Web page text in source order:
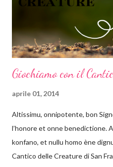
tutti, ho finito il momento di
Giochiamo con il
aprile 01, 2014
Altissimu, onnipotente, bon
l’honore et onne benedictione.
konfano, et nullu homo ène
Cantico delle Creature di San